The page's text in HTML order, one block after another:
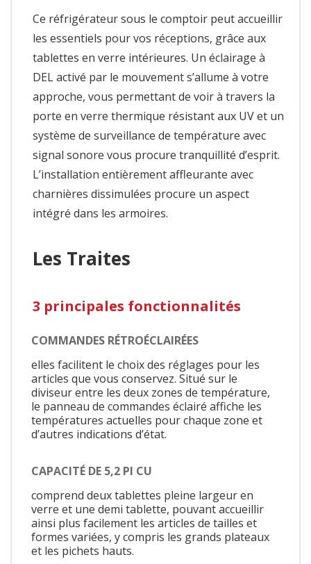
Ce réfrigérateur sous le comptoir peut accueillir
les essentiels pour vos réceptions, grâce aux
tablettes en verre intérieures. Un éclairage à
DEL activé par le mouvement s’allume à votre
approche, vous permettant de voir à travers la
porte en verre thermique résistant aux UV et un
système de surveillance de température avec
signal sonore vous procure tranquillité d’esprit.
L’installation entièrement affleurante avec
charnières dissimulées procure un aspect
intégré dans les armoires.
Les Traites
3 principales fonctionnalités
COMMANDES RÉTROÉCLAIRÉES
elles facilitent le choix des réglages pour les
articles que vous conservez. Situé sur le
diviseur entre les deux zones de température,
le panneau de commandes éclairé affiche les
températures actuelles pour chaque zone et
d’autres indications d’état.
CAPACITÉ DE 5,2 PI CU
comprend deux tablettes pleine largeur en
verre et une demi tablette, pouvant accueillir
ainsi plus facilement les articles de tailles et
formes variées, y compris les grands plateaux
et les pichets hauts.